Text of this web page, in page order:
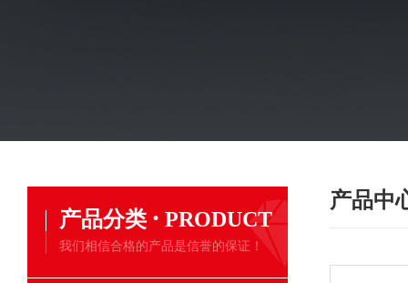
产品分类 · PRODUCT
我们相信合格的产品是信誉的保证！
产品中